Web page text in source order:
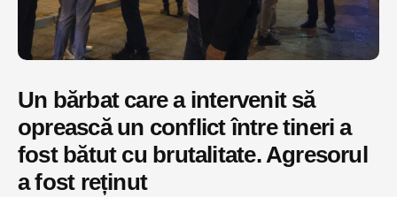
Un bărbat care a intervenit să
oprească un conflict între tineri a
fost bătut cu brutalitate. Agresorul
a fost reținut